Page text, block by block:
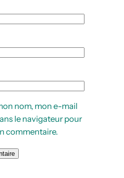
nom, mon e-mail
le navigateur pour
commentaire.